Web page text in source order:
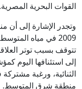
القوات البحرية المصرية.
وتجدر الإشارة إلى أن
تتوقف بسبب توتر
إلى استئنافها اليوم
الثنائية، ورغبة
منطقة شرق المتوسط.